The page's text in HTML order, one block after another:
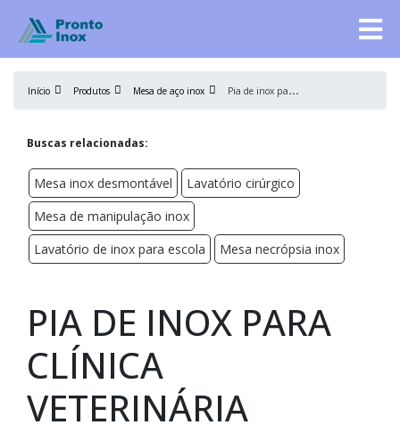
Início Produtos Mesa de aço inox P
ia de inox para clínica veterinária
Buscas relacionadas:
Mesa inox desmontável
Lavatório cirúrgico
Mesa de manipulação inox
Lavatório de inox para escola
Mesa necrópsia inox
PIA DE INOX PARA
CLÍNICA
VETERINÁRIA